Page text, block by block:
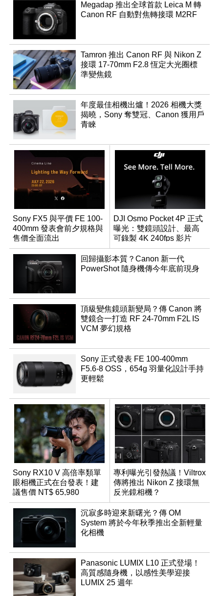
Megadap 推出全球首款 Leica M 轉
Canon RF 自動對焦轉接環 M2RF
Tamron 推出 Canon RF 與 Nikon Z
接環 17-70mm F2.8 恆定大光圈標
準變焦鏡
年度最佳相機出爐！2026 相機大獎
揭曉，Sony 奪雙冠、Canon 獲用戶
青睞
Sony FX5 與平價 FE 100-
400mm 發表會前夕規格與
售價全面流出
DJI Osmo Pocket 4P 正式
曝光：雙鏡頭設計、最高
可錄製 4K 240fps 影片
回歸攝影本質？Canon 新一代
PowerShot 隨身機傳今年底前現身
頂級變焦鏡頭新變局？傳 Canon 將
雙鏡合一打造 RF 24-70mm F2L IS
VCM 夢幻規格
Sony 正式發表 FE 100-400mm
F5.6-8 OSS，654g 羽量化設計手持
更輕鬆
Sony RX10 V 高倍率類單
眼相機正式在台發表！建
議售價 NT$ 65,980
專利曝光引發熱議！Viltrox
傳將推出 Nikon Z 接環無
反光鏡相機？
沉寂多時迎來新曙光？傳 OM
System 將於今年秋季推出全新輕量
化相機
Panasonic LUMIX L10 正式登場！
高質感隨身機，以感性美學迎接
LUMIX 25 週年